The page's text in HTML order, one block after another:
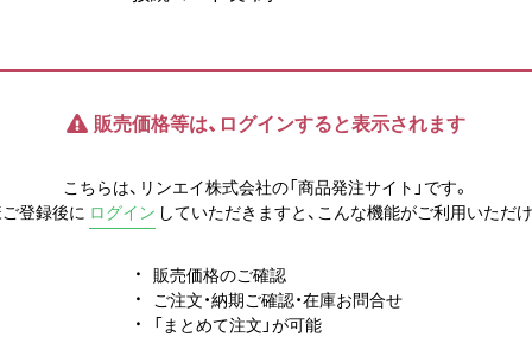
販売価格等は、ログインすると表示されます
こちらは、リンエイ株式会社の「商品発注サイト」です。
登録後に ログイン していただきますと、こんな機能がご利用いただ
販売価格のご確認
ご注文・納期ご確認・在庫お問合せ
「まとめて注文」が可能